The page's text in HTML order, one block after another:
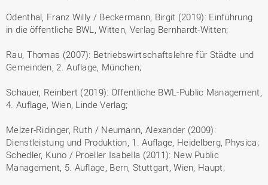
Odenthal, Franz Willy / Beckermann, Birgit (2019): Einführung
in die öffentliche BWL, Witten, Verlag Bernhardt-Witten;
Rau, Thomas (2007): Betriebswirtschaftslehre für Städte und
Gemeinden, 2. Auflage, München;
Schauer, Reinbert (2019): Öffentliche BWL-Public Management,
4. Auflage, Wien, Linde Verlag;
Melzer-Ridinger, Ruth / Neumann, Alexander (2009):
Dienstleistung und Produktion, 1. Auflage, Heidelberg, Physica;
Schedler, Kuno / Proeller Isabella (2011): New Public
Management, 5. Auflage, Bern, Stuttgart, Wien, Haupt;